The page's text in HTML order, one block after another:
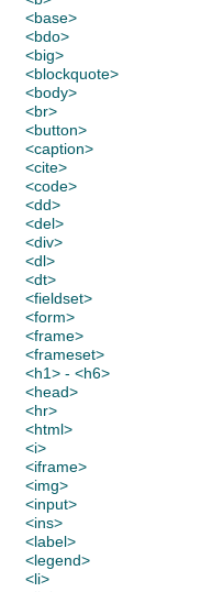
<base>
<bdo>
<big>
<blockquote>
<body>
<br>
<button>
<caption>
<cite>
<code>
<dd>
<del>
<div>
<dl>
<dt>
<fieldset>
<form>
<frame>
<frameset>
<h1> - <h6>
<head>
<hr>
<html>
<i>
<iframe>
<img>
<input>
<ins>
<label>
<legend>
<li>